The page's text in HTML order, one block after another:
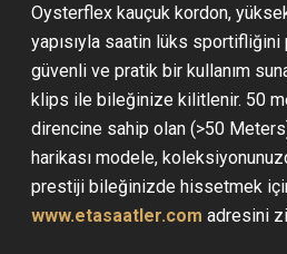
Oysterflex kauçuk kordon,
yapısıyla saatin lüks sportifliğini
güvenli ve pratik bir kullanım
klips ile bileğinize kilitlenir. 50
direncine sahip olan (>50
harikası modele,
prestiji bileğinizde hissetmek
www.etasaatler.com adresini